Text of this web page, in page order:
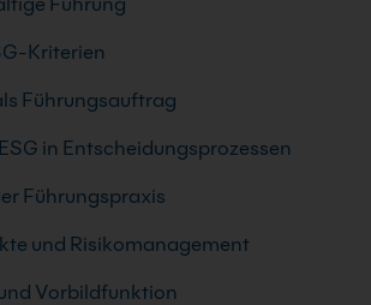
Kriterien
Führungsauftrag
in Entscheidungsprozessen
Führungspraxis
und Risikomanagement
Vorbildfunktion